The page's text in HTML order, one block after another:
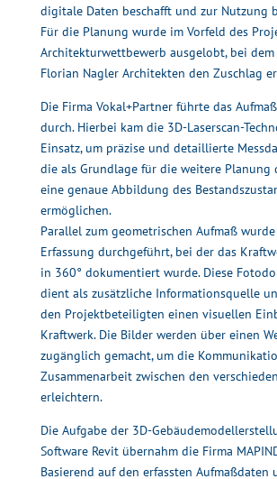
digitale Daten beschafft und zur Nutzung
Für die Planung wurde im Vorfeld des
Architekturwettbewerb ausgelobt, bei dem
Florian Nagler Architekten den Zuschlag
Die Firma Vokal+Partner führte das
durch. Hierbei kam die 3D-Laserscan-
Einsatz, um präzise und detaillierte
die als Grundlage für die weitere Planung
eine genaue Abbildung des
ermöglichen.
Parallel zum geometrischen Aufmaß
Erfassung durchgeführt, bei der das
in 360° dokumentiert wurde. Diese
dient als zusätzliche Informationsquelle
den Projektbeteiligten einen visuellen
Kraftwerk. Die Bilder werden über einen
zugänglich gemacht, um die
Zusammenarbeit zwischen den
erleichtern.
Die Aufgabe der 3D-
Software Revit übernahm die Firma
Basierend auf den erfassten Aufmaßdaten